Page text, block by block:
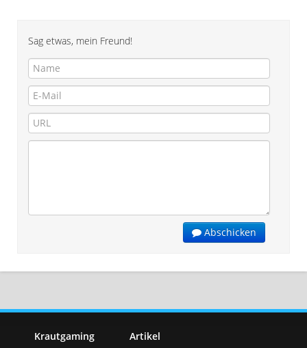
Sag etwas, mein Freund!
Abschicken
Krautgaming
Artikel